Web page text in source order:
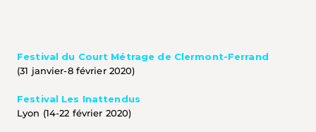
Festival du Court Métrage de Clermont-Ferrand
(31 janvier-8 février 2020)
Festival Les Inattendus
Lyon (14-22 février 2020)